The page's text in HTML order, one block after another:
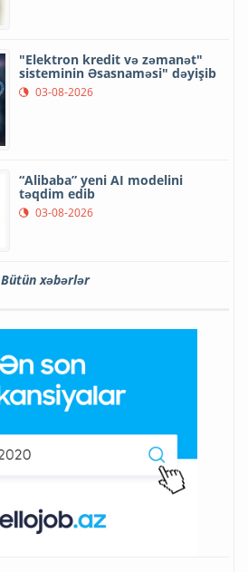
"Elektron kredit və zəmanət"
sisteminin Əsasnaməsi" dəyişib
03-08-2026
“Alibaba” yeni AI modelini
təqdim edib
03-08-2026
Bütün xəbərlər